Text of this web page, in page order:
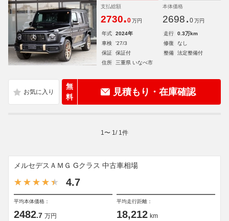
支払総額
2730.0 万円
本体価格
2698. 0 万円
年式 2024年 走行
0.3万km
車検
'27/3 修復
なし
保証
保証付 整備
法定整備付
住所
三重県 いなべ市
無
料
見積もり・在庫確認
1 〜 1 / 1 件
メルセデスＡＭＧ Gクラス 中古車相場
4.7
平均本体価格：
2482.7 万円
平均走行距離：
18,212 km